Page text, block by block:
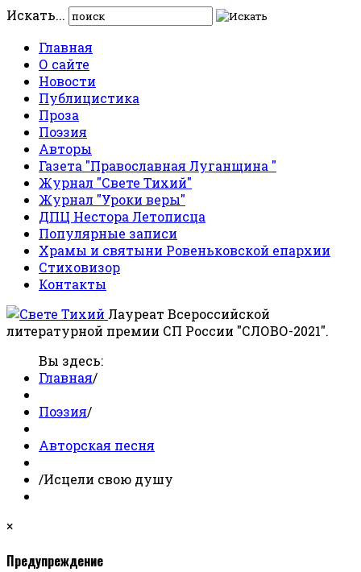
Искать...
Главная
О сайте
Новости
Публицистика
Проза
Поэзия
Авторы
Газета "Православная Луганщина "
Журнал "Свете Тихий"
Журнал "Уроки веры"
ДПЦ Нестора Летописца
Популярные записи
Храмы и святыни Ровеньковской епархии
Стиховизор
Контакты
Лауреат Всероссийской
литературной премии СП России "СЛОВО-2021".
Вы здесь:
Главная/
Поэзия/
Авторская песня
/Исцели свою душу
×
Предупреждение